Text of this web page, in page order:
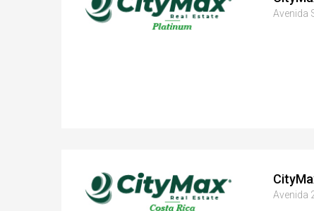
Avenida
Avenida